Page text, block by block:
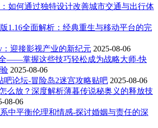
如何通过独特设计改善城市交通与出行体
1.16全面解析：经典重生与移动平台的完
迎接影视产业的新纪元 2025-08-06
——掌握这些技巧轻松成为战略大师-快
2025-08-06
吧论坛-冒险岛2迷宫攻略贴吧 2025-08-06
么放？深度解析薄暮传说秘奥义的释放技
08-06
中平衡伦理和情感-探讨婚姻与责任的深